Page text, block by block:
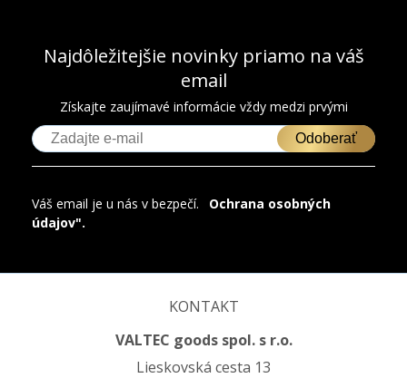
Najdôležitejšie novinky priamo na váš
email
Získajte zaujímavé informácie vždy medzi prvými
Odoberať
Váš email je u nás v bezpečí.
Ochrana osobných
údajov".
KONTAKT
VALTEC goods spol. s r.o.
Lieskovská cesta 13